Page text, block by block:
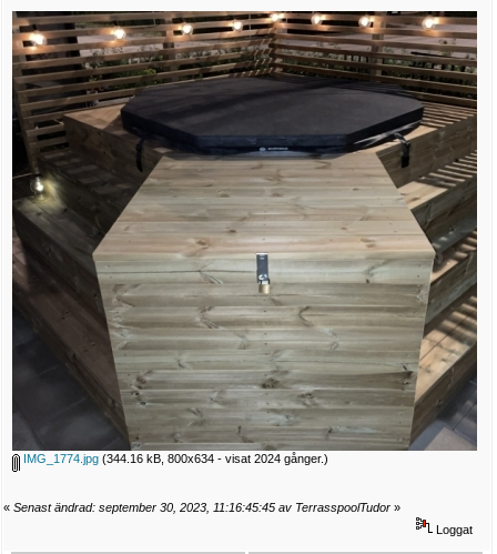
IMG_1774.jpg (344.16 kB, 800x634 - visat 2024 gånger.)
« Senast ändrad: september 30, 2023, 11:16:45:45 av TerrasspoolTudor »
Loggat